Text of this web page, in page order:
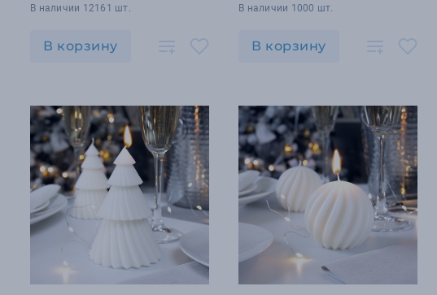
В наличии 12161 шт.
В корзину
В наличии 1000 шт.
В корзину